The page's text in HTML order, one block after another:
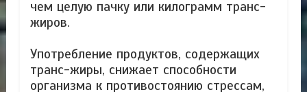
чем целую пачку или килограмм транс-
жиров.
Употребление продуктов, содержащих
транс-жиры, снижает способности
организма к противостоянию стрессам,